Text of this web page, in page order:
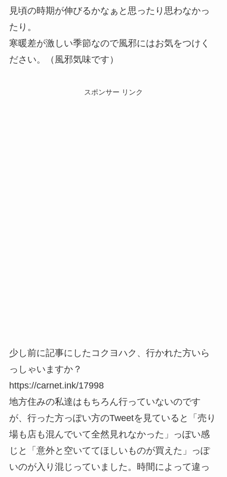
見頃の時期が伸びるかなぁと思ったり思わなかっ
たり。
寒暖差が激しい季節なので風邪にはお気をつけく
ださい。（風邪気味です）
スポンサー リンク
少し前に記事にしたコクヨハク、行かれた方いら
っしゃいますか？
https://carnet.ink/17998
地方住みの私達はもちろん行っていないのです
が、行った方っぽい方のTweetを見ていると「売り
場も店も混んでいて全然見れなかった」っぽい感
じと「意外と空いててほしいものが買えた」っぽ
いのが入り混じっていました。時間によって違っ